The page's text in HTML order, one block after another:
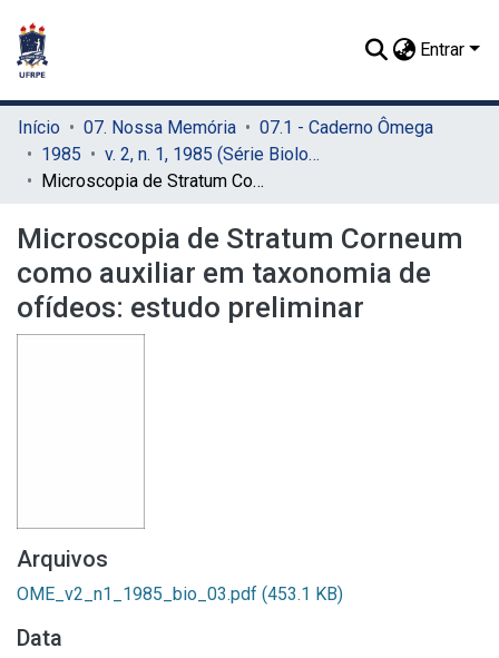
Entrar
Início 07. Nossa Memória
07.1 - Caderno Ômega
1985
v. 2, n. 1, 1985 (Série Biologia)
Microscopia de Stratum Corneum como auxiliar em taxonomia de ofídeos: estudo preliminar
Microscopia de Stratum Corneum
como auxiliar em taxonomia de
ofídeos: estudo preliminar
Arquivos
OME_v2_n1_1985_bio_03.pdf (453.1 KB)
Data